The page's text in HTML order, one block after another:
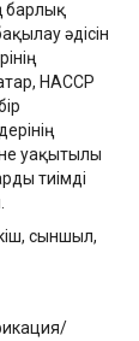
барлық
әдісін
НАССР
уақытылы
тиімді
сыншыл,